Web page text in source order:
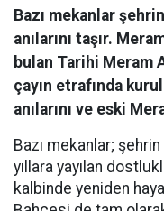
Bazı mekanlar
anılarını taşır.
bulan Tarihi Meram
çayın etrafında
anılarını ve eski
Bazı mekanlar; şehrin
yıllara yayılan
kalbinde yeniden